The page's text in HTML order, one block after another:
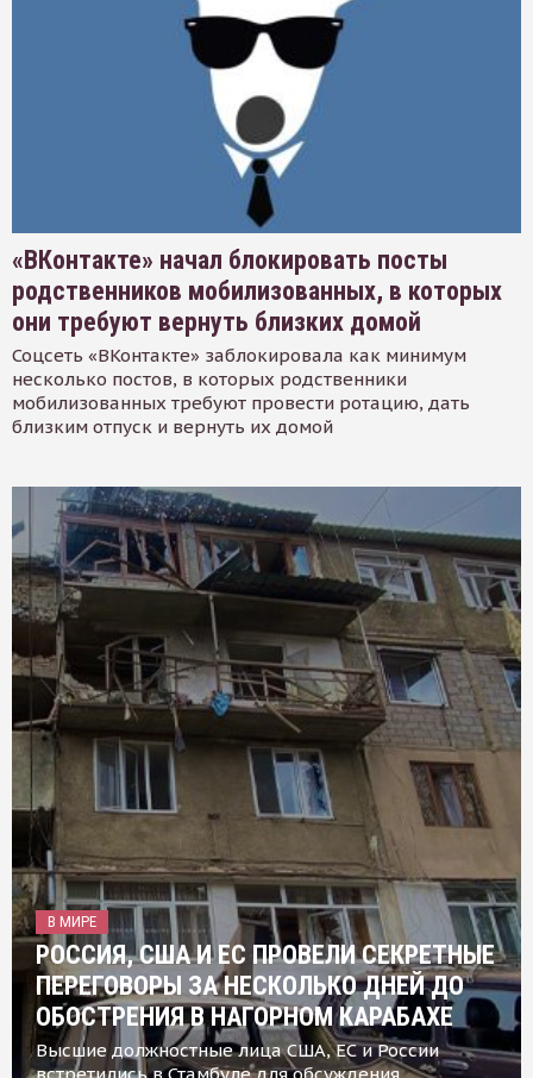
«ВКонтакте» начал блокировать посты
родственников мобилизованных, в которых
они требуют вернуть близких домой
Соцсеть «ВКонтакте» заблокировала как минимум
несколько постов, в которых родственники
мобилизованных требуют провести ротацию, дать
близким отпуск и вернуть их домой
В МИРЕ
РОССИЯ, США И ЕС ПРОВЕЛИ СЕКРЕТНЫЕ
ПЕРЕГОВОРЫ ЗА НЕСКОЛЬКО ДНЕЙ ДО
ОБОСТРЕНИЯ В НАГОРНОМ КАРАБАХЕ
Высшие должностные лица США, ЕС и России
встретились в Стамбуле для обсуждения